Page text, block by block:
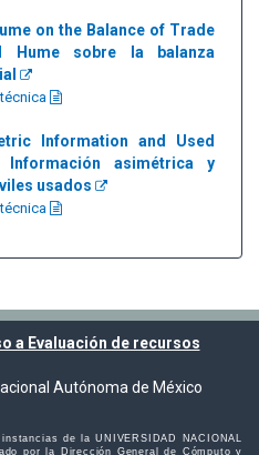
on the Balance of Trade
Hume sobre la balanza
Information and Used
asimétrica y
usados
a Evaluación de recursos
Autónoma de México
de la UNIVERSIDAD NACIONAL
por la Dirección General de Cómputo y